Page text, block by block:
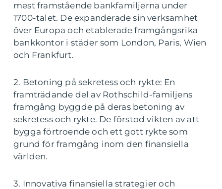
mest framstående bankfamiljerna under
1700-talet. De expanderade sin verksamhet
över Europa och etablerade framgångsrika
bankkontor i städer som London, Paris, Wien
och Frankfurt.
2. Betoning på sekretess och rykte: En
framträdande del av Rothschild-familjens
framgång byggde på deras betoning av
sekretess och rykte. De förstod vikten av att
bygga förtroende och ett gott rykte som
grund för framgång inom den finansiella
världen.
3. Innovativa finansiella strategier och